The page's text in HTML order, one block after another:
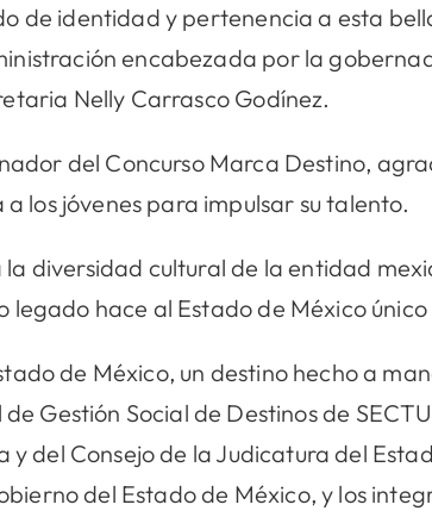
de identidad y pertenencia a esta
encabezada por la
Nelly Carrasco Godínez.
del Concurso Marca Destino,
los jóvenes para impulsar su talento.
diversidad cultural de la entidad
hace al Estado de México
de México, un destino hecho a
Gestión Social de Destinos de
del Consejo de la Judicatura del
del Estado de México, y los